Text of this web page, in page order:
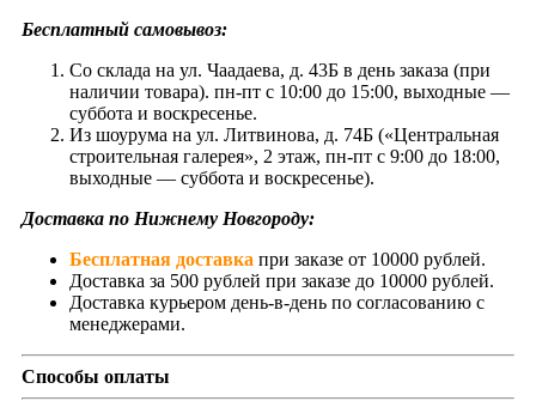
Бесплатный самовывоз:
Со склада на ул. Чаадаева, д. 43Б в день заказа (при
наличии товара). пн-пт с 10:00 до 15:00, выходные —
суббота и воскресенье.
Из шоурума на ул. Литвинова, д. 74Б («Центральная
строительная галерея», 2 этаж, пн-пт с 9:00 до 18:00,
выходные — суббота и воскресенье).
Доставка по Нижнему Новгороду:
Бесплатная доставка при заказе от 10000 рублей.
Доставка за 500 рублей при заказе до 10000 рублей.
Доставка курьером день-в-день по согласованию с
менеджерами.
Способы оплаты